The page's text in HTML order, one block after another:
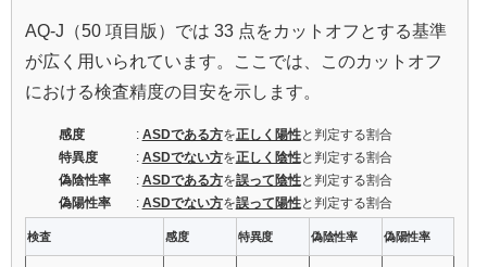
AQ‑J（50 項目版）では 33 点をカットオフとする基準
が広く用いられています。ここでは、このカットオフ
における検査精度の目安を示します。
感度 : ASDである方を正しく陽性と判定する割合
特異度
: ASDでない方を正しく陰性と判定する割合
偽陰性率
: ASDである方を誤って陰性と判定する割合
偽陽性率
: ASDでない方を誤って陽性と判定する割合
検査 感度 特異度 偽陰性率 偽陽性率